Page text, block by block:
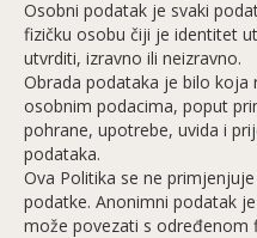
Osobni podatak je svaki
fizičku osobu čiji je identitet
utvrditi, izravno ili neizravno.
Obrada podataka je bilo koja
osobnim podacima, poput
pohrane, upotrebe, uvida i
podataka.
Ova Politika se ne
podatke. Anonimni podatak
može povezati s određenom